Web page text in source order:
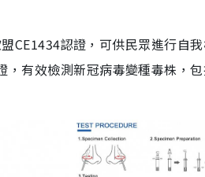
CE1434認證，可供民眾進行自
有效檢測新冠病毒變種毒株，